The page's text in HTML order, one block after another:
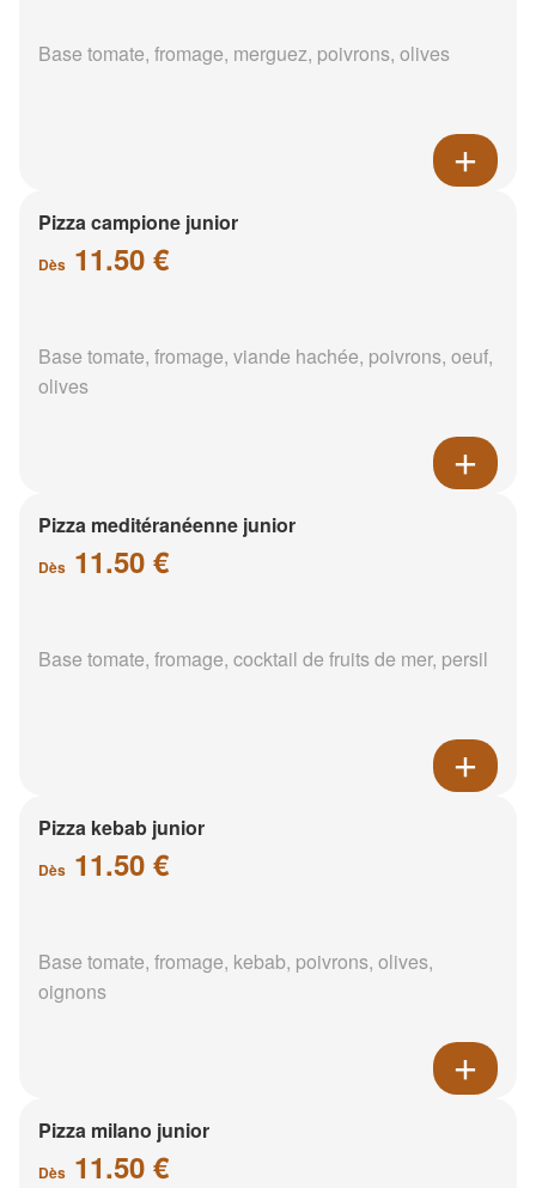
Base tomate, fromage, merguez, poivrons, olives
Pizza campione junior
Dès 11.50 €
Base tomate, fromage, viande hachée, poivrons, oeuf,
olives
Pizza meditéranéenne junior
Dès 11.50 €
Base tomate, fromage, cocktail de fruits de mer, persil
Pizza kebab junior
Dès 11.50 €
Base tomate, fromage, kebab, poivrons, olives,
oignons
Pizza milano junior
Dès 11.50 €